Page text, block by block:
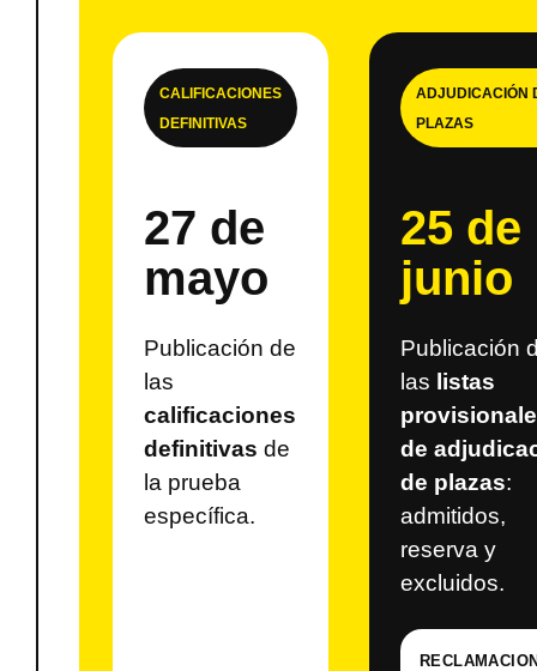
CALIFICACIONES
DEFINITIVAS
27 de
mayo
Publicación de
las
calificaciones
definitivas de
la prueba
específica.
ADJUDICACIÓN
PLAZAS
25 de
junio
Publicación
las listas
de
de plazas:
admitidos,
reserva y
excluidos.